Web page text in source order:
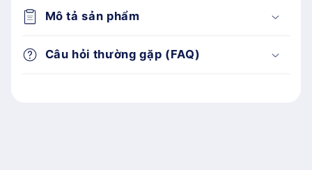
Mô tả sản phẩm
Câu hỏi thường gặp (FAQ)